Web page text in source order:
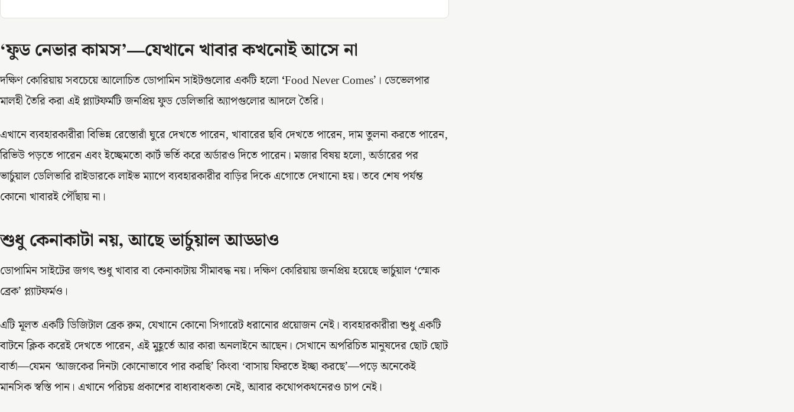
‘ফুড নেভার কামস’—যেখানে খাবার কখনোই আসে না
দক্ষিণ কোরিয়ায় সবচেয়ে আলোচিত ডোপামিন সাইটগুলোর একটি হলো ‘Food Never Comes’। ডেভেলপার
মালহী তৈরি করা এই প্ল্যাটফর্মটি জনপ্রিয় ফুড ডেলিভারি অ্যাপগুলোর আদলে তৈরি।
এখানে ব্যবহারকারীরা বিভিন্ন রেস্তোরাঁ ঘুরে দেখতে পারেন, খাবারের ছবি দেখতে পারেন, দাম তুলনা করতে পারেন,
রিভিউ পড়তে পারেন এবং ইচ্ছেমতো কার্ট ভর্তি করে অর্ডারও দিতে পারেন। মজার বিষয় হলো, অর্ডারের পর
ভার্চুয়াল ডেলিভারি রাইডারকে লাইভ ম্যাপে ব্যবহারকারীর বাড়ির দিকে এগোতে দেখানো হয়। তবে শেষ পর্যন্ত
কোনো খাবারই পৌঁছায় না।
শুধু কেনাকাটা নয়, আছে ভার্চুয়াল আড্ডাও
ডোপামিন সাইটের জগৎ শুধু খাবার বা কেনাকাটায় সীমাবদ্ধ নয়। দক্ষিণ কোরিয়ায় জনপ্রিয় হয়েছে ভার্চুয়াল‘স্মোক
ব্রেক’ প্ল্যাটফর্মও।
এটি মূলত একটি ডিজিটাল ব্রেক রুম, যেখানে কোনো সিগারেট ধরানোর প্রয়োজন নেই। ব্যবহারকারীরা শুধু একটি
বাটনে ক্লিক করেই দেখতে পারেন, এই মুহূর্তে আর কারা অনলাইনে আছেন। সেখানে অপরিচিত মানুষদের ছোট ছোট
বার্তা—যেমন ‘আজকের দিনটা কোনোভাবে পার করছি’কিংবা ‘বাসায় ফিরতে ইচ্ছা করছে’—পড়ে অনেকেই
মানসিক স্বস্তি পান। এখানে পরিচয় প্রকাশের বাধ্যবাধকতা নেই, আবার কথোপকথনেরও চাপ নেই।